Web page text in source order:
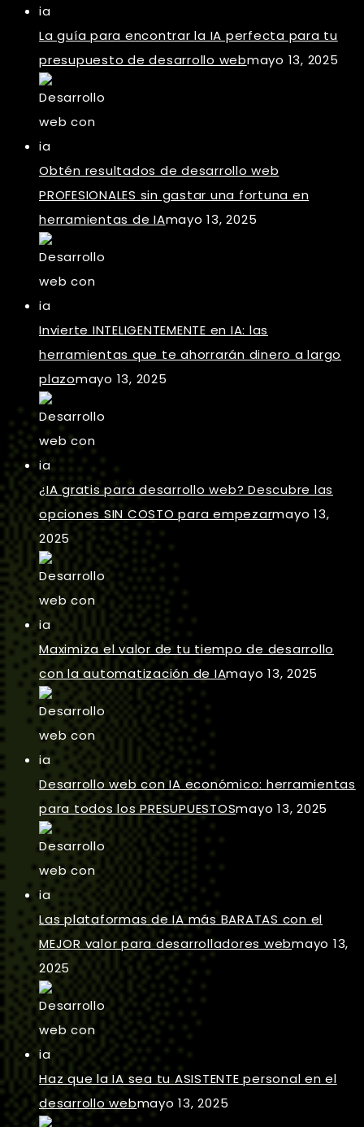
La guía para encontrar la IA perfecta para tu
presupuesto de desarrollo webmayo 13, 2025
Obtén resultados de desarrollo web
PROFESIONALES sin gastar una fortuna en
herramientas de IAmayo 13, 2025
Invierte INTELIGENTEMENTE en IA: las
herramientas que te ahorrarán dinero a largo
plazomayo 13, 2025
¿IA gratis para desarrollo web? Descubre las
opciones SIN COSTO para empezarmayo 13,
2025
Maximiza el valor de tu tiempo de desarrollo
con la automatización de IAmayo 13, 2025
Desarrollo web con IA económico: herramientas
para todos los PRESUPUESTOSmayo 13, 2025
Las plataformas de IA más BARATAS con el
MEJOR valor para desarrolladores webmayo 13,
2025
Haz que la IA sea tu ASISTENTE personal en el
desarrollo webmayo 13, 2025